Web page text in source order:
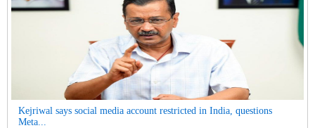
Kejriwal says social media account restricted in India, questions
Meta...